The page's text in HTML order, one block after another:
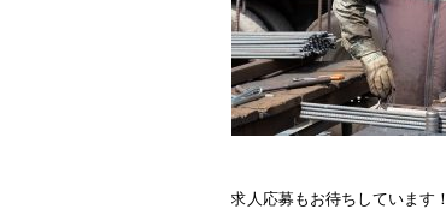
求人応募もお待ちしています！